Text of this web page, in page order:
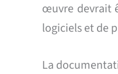
œuvre devrait
logiciels et de
La